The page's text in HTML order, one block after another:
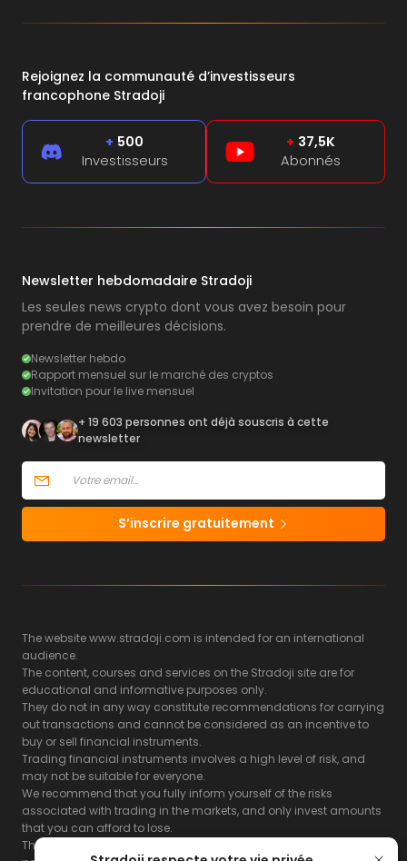
Rejoignez la communauté d’investisseurs
francophone Stradoji
+ 500
Investisseurs
+ 37,5K
Abonnés
Newsletter hebdomadaire Stradoji
Les seules news crypto dont vous avez besoin pour
prendre de meilleures décisions.
Newsletter hebdo
Rapport mensuel sur le marché des cryptos
Invitation pour le live mensuel
+ 19 603 personnes ont déjà souscris à cette
newsletter
S’inscrire gratuitement
The website www.stradoji.com is intended for an international
audience.
The content, courses and services on the Stradoji site are for
educational and informative purposes only.
They do not in any way constitute recommendations for carrying
out transactions and cannot be considered as an incentive to
buy or sell financial instruments.
Trading financial instruments involves a high level of risk, and
may not be suitable for everyone.
We recommend that you fully inform yourself of the risks
associated with trading in the markets, and only invest amounts
that you can afford to lose.
The Stradoji site does not guarantee the results or the